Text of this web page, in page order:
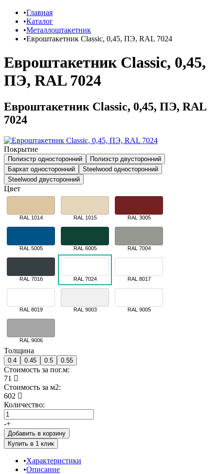
Главная
Каталог
Металлоштакетник
Евроштакетник Classic, 0,45, ПЭ, RAL 7024
Евроштакетник Classic, 0,45,
ПЭ, RAL 7024
Евроштакетник Classic, 0,45, ПЭ, RAL
7024
Покрытие
Полиэстр односторонний
Полиэстр двусторонний
Бархат односторонний
Steelwood односторонний
Steelwood двусторонний
Цвет
RAL 1014 RAL 1015 RAL 3005
RAL 5005 RAL 6005 RAL 7004
RAL 7016 RAL 7024 RAL 8017
RAL 8019 RAL 9003 RAL 9005
RAL 9006
Толщина
0.4 0.45 0.5 0.55
Стоимость за пог.м:
71
Стоимость за м2:
602
Количество:
-+
Добавить в корзину
Характеристики
Описание